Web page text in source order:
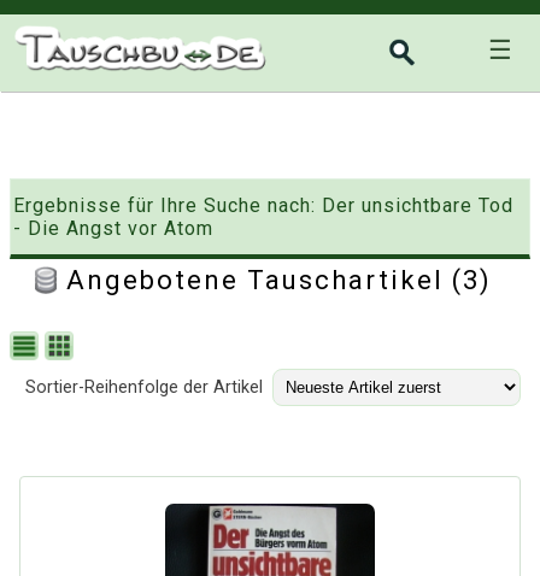
☰
Ergebnisse für Ihre Suche nach: Der unsichtbare Tod
- Die Angst vor Atom
Angebotene Tauschartikel (3)
Sortier-Reihenfolge der Artikel